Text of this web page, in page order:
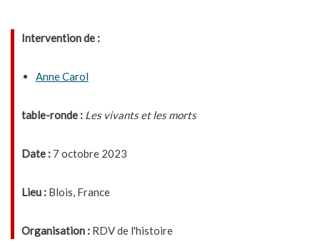
Intervention de :
Anne Carol
table-ronde : Les vivants et les morts
Date : 7 octobre 2023
Lieu : Blois, France
Organisation : RDV de l'histoire